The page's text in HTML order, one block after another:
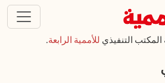
التنفيذي للأممية الرابعة.